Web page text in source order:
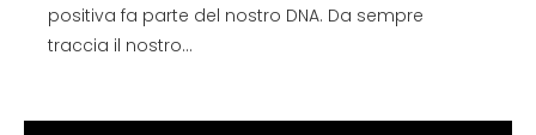
positiva fa parte del nostro DNA. Da sempre
traccia il nostro...